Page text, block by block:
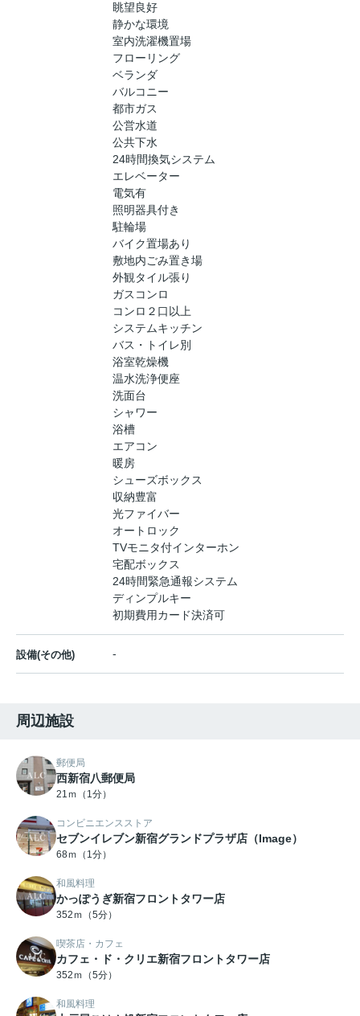
眺望良好
静かな環境
室内洗濯機置場
フローリング
ベランダ
バルコニー
都市ガス
公営水道
公共下水
24時間換気システム
エレベーター
電気有
照明器具付き
駐輪場
バイク置場あり
敷地内ごみ置き場
外観タイル張り
ガスコンロ
コンロ２口以上
システムキッチン
バス・トイレ別
浴室乾燥機
温水洗浄便座
洗面台
シャワー
浴槽
エアコン
暖房
シューズボックス
収納豊富
光ファイバー
オートロック
TVモニタ付インターホン
宅配ボックス
24時間緊急通報システム
ディンプルキー
初期費用カード決済可
設備(その他) -
周辺施設
郵便局
西新宿八郵便局
21ｍ（1分）
コンビニエンスストア
セブンイレブン新宿グランドプラザ店（Image）
68ｍ（1分）
和風料理
かっぽうぎ新宿フロントタワー店
352ｍ（5分）
喫茶店・カフェ
カフェ・ド・クリエ新宿フロントタワー店
352ｍ（5分）
和風料理